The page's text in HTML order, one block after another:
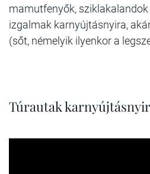
mamutfenyők,
izgalmak karnyújtásnyira,
(sőt, némelyik ilyenkor a
Túrautak